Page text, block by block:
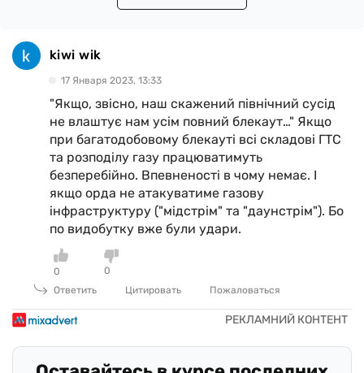
kiwi wik
17 Января 2023, 13:33
"Якщо, звісно, наш скажений північний сусід
не влаштує нам усім повний блекаут…" Якщо
при багатодобовому блекауті всі складові ГТС
та розподілу газу працюватимуть
безперебійно. Впевненості в чому немає. І
якщо орда не атакуватиме газову
інфраструктуру ("мідстрім" та "даунстрім"). Бо
по видобутку вже були удари.
0
0
Ответить
Цитировать Пожаловаться